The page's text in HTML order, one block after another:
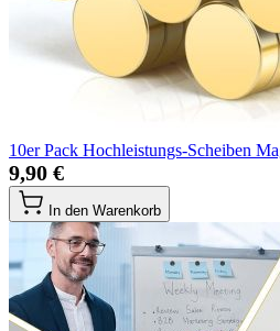
10er Pack Hochleistungs-Scheiben
9,90 €
In den Warenkorb